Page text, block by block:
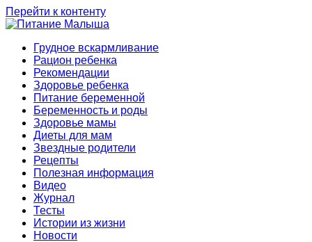
Перейти к контенту
Грудное вскармливание
Рацион ребенка
Рекомендации
Здоровье ребенка
Питание беременной
Беременность и роды
Здоровье мамы
Диеты для мам
Звездные родители
Рецепты
Полезная информация
Видео
Журнал
Тесты
Истории из жизни
Новости